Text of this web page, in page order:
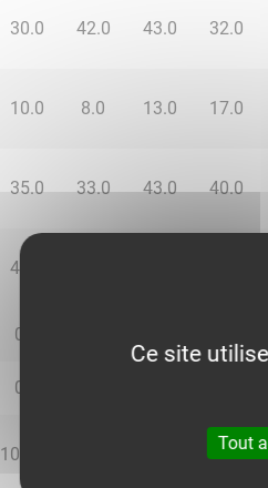
30.0 42.0 43.0 32.0
10.0 8.0 13.0 17.0
35.0 33.0 43.0 40.0
49.0
0.0
0.0
1016.0 1017.0
Ce site
Tout